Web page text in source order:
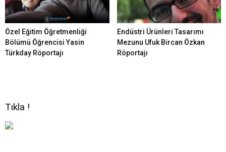
Özel Eğitim Öğretmenliği
Bölümü Öğrencisi Yasin
Türkday Röportajı
Endüstri Ürünleri Tasarımı
Mezunu Ufuk Bircan Özkan
Röportajı
Tıkla !